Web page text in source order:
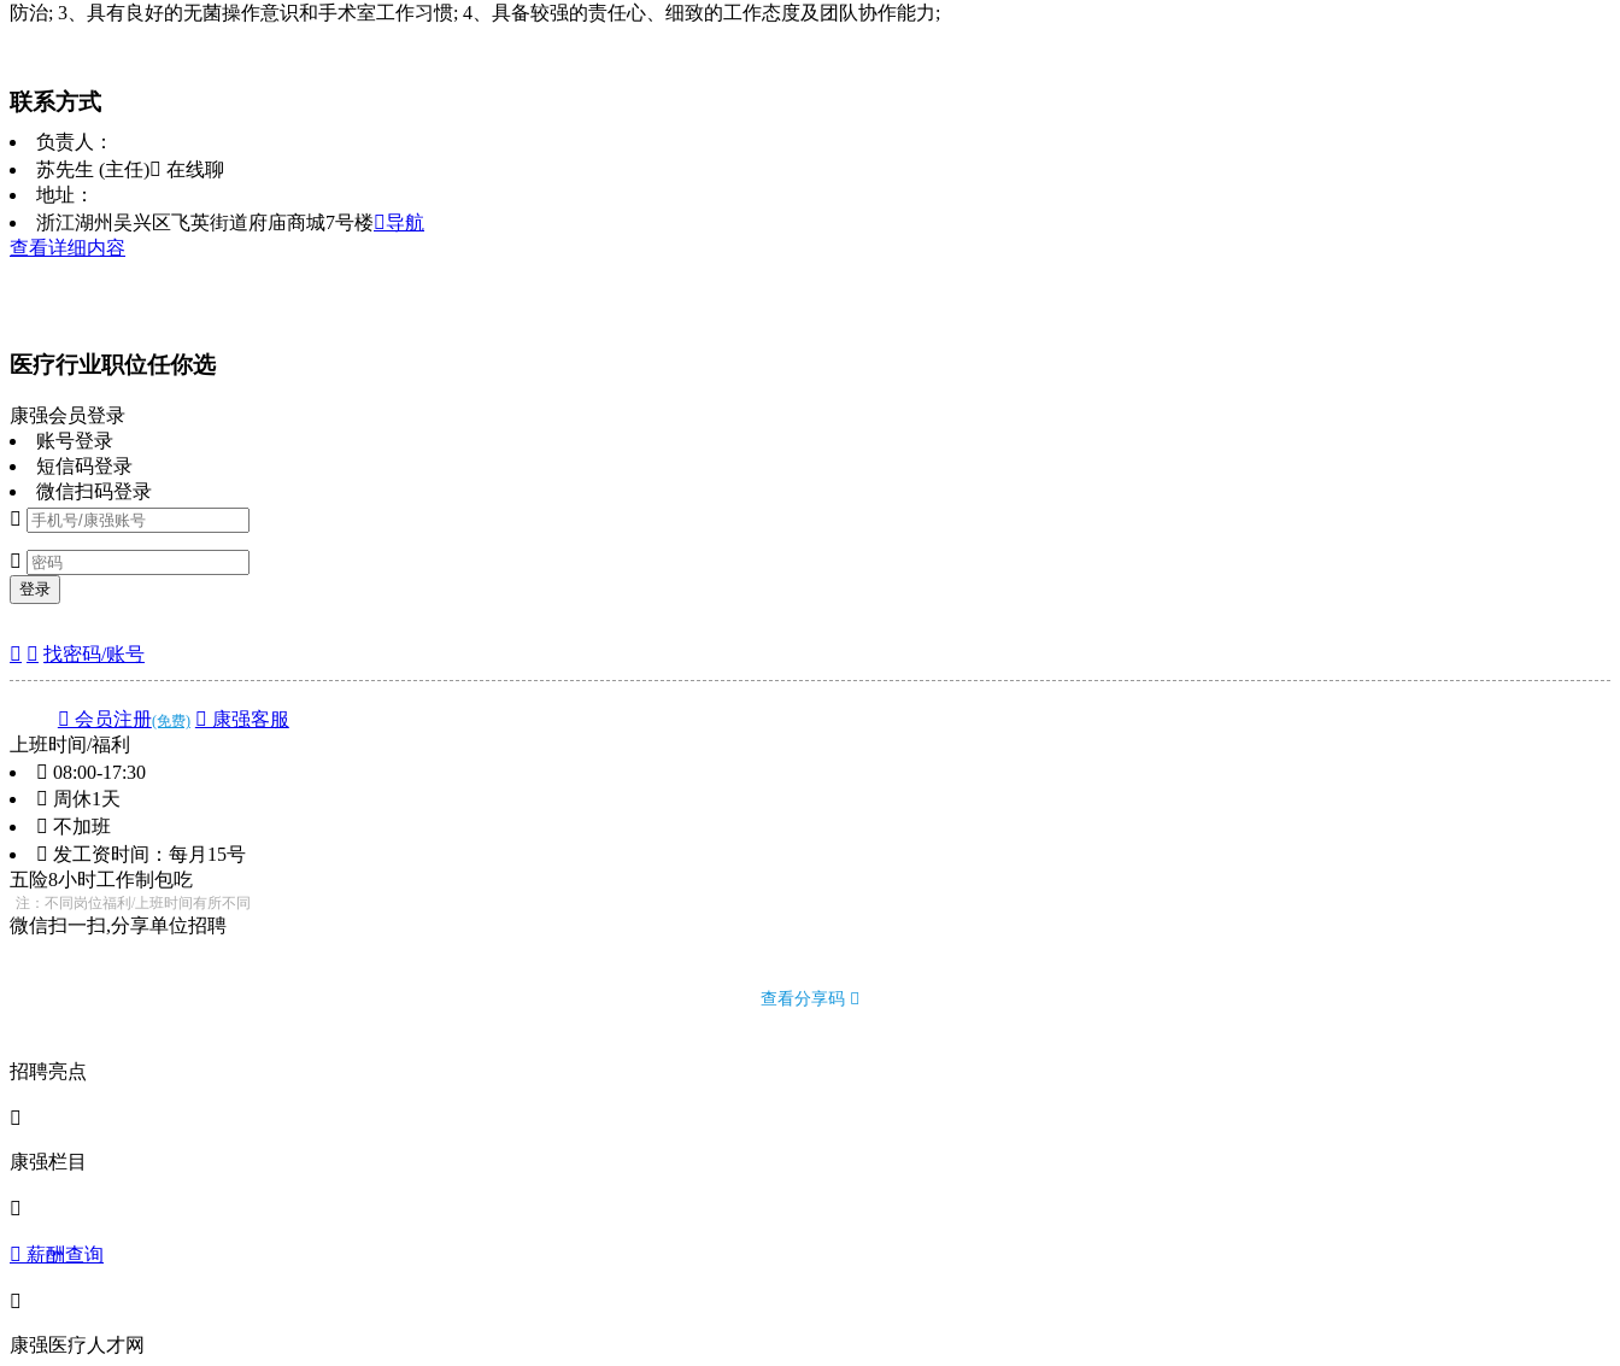
防治; 3、具有良好的无菌操作意识和手术室工作习惯; 4、具备较强的责任心、细致的工作态度及团队协作能力;
联系方式
负责人：
苏先生 (主任) 在线聊
地址：
浙江湖州吴兴区飞英街道府庙商城7号楼导航
查看详细内容
医疗行业职位任你选
康强会员登录
账号登录
短信码登录
微信扫码登录


登录
  找密码/账号
 会员注册(免费)  康强客服
上班时间/福利
 08:00-17:30
 周休1天
 不加班
 发工资时间：每月15号
五险8小时工作制 包吃
注：不同岗位福利/上班时间有所不同
微信扫一扫,分享单位招聘
查看分享码 
招聘亮点

康强栏目

 薪酬查询

康强医疗人才网